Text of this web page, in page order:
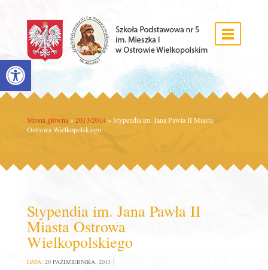
Open toolbar
Strona główna » 2013/2014 »Stypendia im. Jana Pawła II Miasta
Ostrowa Wielkopolskiego
Stypendia im. Jana Pawła II
Miasta Ostrowa
Wielkopolskiego
DATA: 20 PAŹDZIERNIKA, 2013